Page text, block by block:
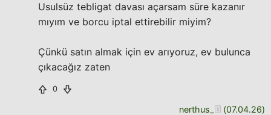
Usulsüz tebligat davası açarsam süre kazanır
mıyım ve borcu iptal ettirebilir miyim?
Çünkü satın almak için ev arıyoruz, ev bulunca
çıkacağız zaten
0
nerthus_ (07.04.26)